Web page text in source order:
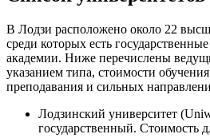
В Лодзи расположено около 22
среди которых есть
академии. Ниже перечислены
указанием типа, стоимости
преподавания и сильных
Лодзинский университет
государственный. Стоимость